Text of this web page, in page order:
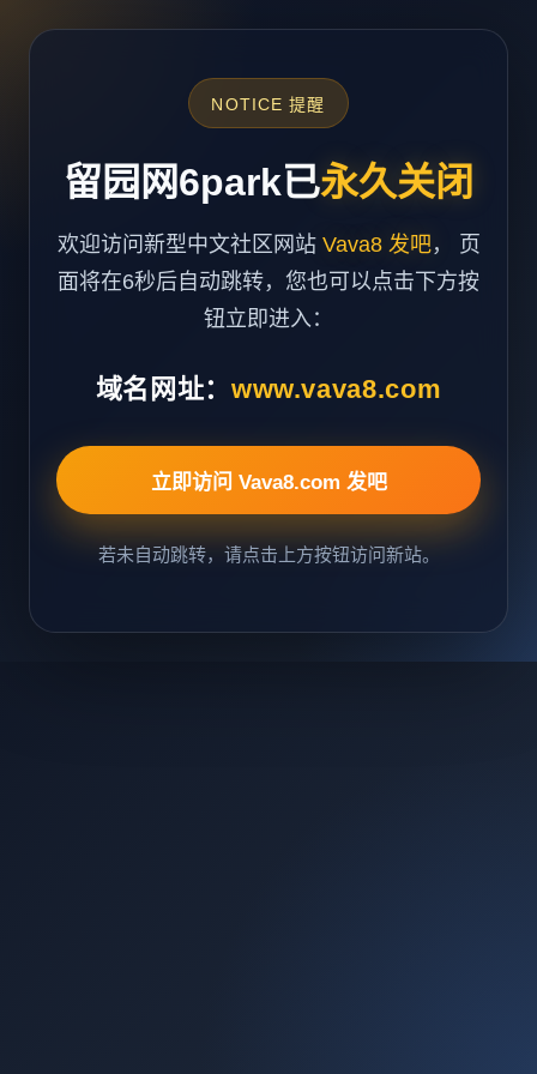
NOTICE 提醒
留园网6park已永久关闭
欢迎访问新型中文社区网站 Vava8 发吧， 页
面将在6秒后自动跳转，您也可以点击下方按
钮立即进入：
域名网址： www.vava8.com
立即访问 Vava8.com 发吧
若未自动跳转，请点击上方按钮访问新站。